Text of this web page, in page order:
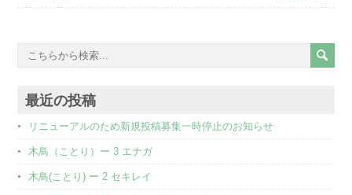
最近の投稿
リニューアルのため新規投稿募集一時停止のお知らせ
木鳥（ことり）ー 3 エナガ
木鳥(ことり) ー 2 セキレイ